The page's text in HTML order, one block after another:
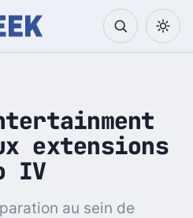
extensions
IV
au sein de